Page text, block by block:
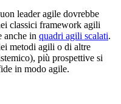
leader agile dovrebbe
classici framework agili
anche in quadri agili scalati.
metodi agili o di altre
più prospettive si
in modo agile.